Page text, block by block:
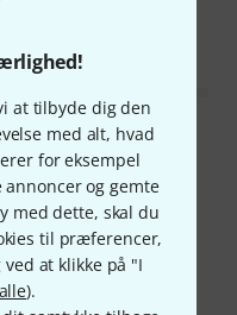
at tilbyde dig den
med alt, hvad
for eksempel
og gemte
med dette, skal du
til præferencer,
at klikke på "I
).